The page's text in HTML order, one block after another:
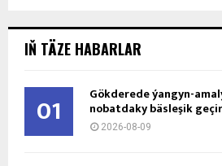
IŇ TÄZE HABARLAR
01 Gökderede ýangyn-
nobatdaky bäsleşik
2026-08-09